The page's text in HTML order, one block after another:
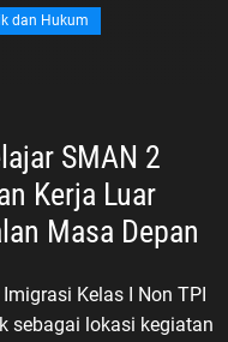
dan Hukum
SMAN 2
Kerja Luar
Kelas I Non TPI
sebagai lokasi kegiatan